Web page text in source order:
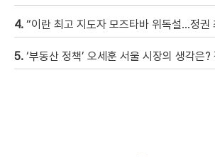
4. “이란 최고 지도자 모즈타바 위독설…정권
5. ‘부동산 정책’ 오세훈 서울 시장의 생각은